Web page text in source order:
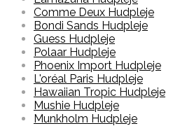
Comme Deux Hudpleje
Bondi Sands Hudpleje
Guess Hudpleje
Polaar Hudpleje
Phoenix Import Hudpleje
L'oréal Paris Hudpleje
Hawaiian Tropic Hudpleje
Mushie Hudpleje
Munkholm Hudpleje